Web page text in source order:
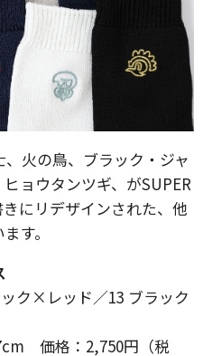
火の鳥、ブラック・ジャ
ョウタンツギ、がSUPER
にリデザインされた、他
す。
ク×レッド／13 ブラック
価格：2,750円（税